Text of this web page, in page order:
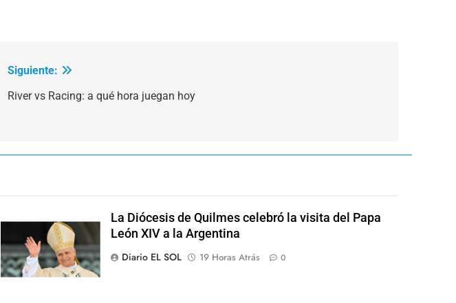
Siguiente:
River vs Racing: a qué hora juegan hoy
La Diócesis de Quilmes celebró la visita del Papa
León XIV a la Argentina
Diario EL SOL
19 Horas Atrás 0